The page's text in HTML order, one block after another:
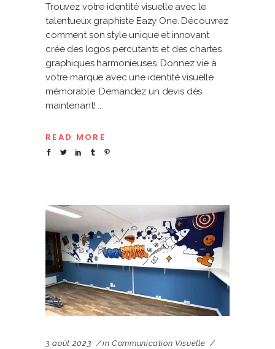
Trouvez votre identité visuelle avec le
talentueux graphiste Eazy One. Découvrez
comment son style unique et innovant
crée des logos percutants et des chartes
graphiques harmonieuses. Donnez vie à
votre marque avec une identité visuelle
mémorable. Demandez un devis dès
maintenant!
READ MORE
3 août 2023 in Communication Visuelle